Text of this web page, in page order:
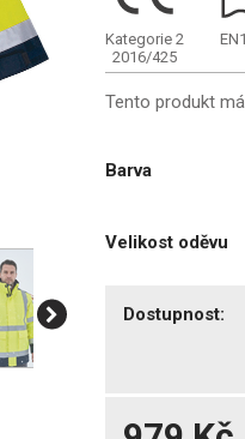
Kategorie 2
2016/425
Tento produkt
Barva
Velikost oděvu
Dostupnost: